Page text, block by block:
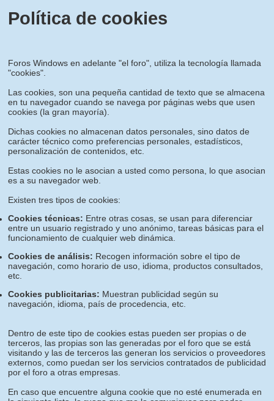
Política de cookies
Foros Windows en adelante "el foro", utiliza la tecnología llamada
"cookies".
Las cookies, son una pequeña cantidad de texto que se almacena
en tu navegador cuando se navega por páginas webs que usen
cookies (la gran mayoría).
Dichas cookies no almacenan datos personales, sino datos de
carácter técnico como preferencias personales, estadísticos,
personalización de contenidos, etc.
Estas cookies no le asocian a usted como persona, lo que asocian
es a su navegador web.
Existen tres tipos de cookies:
Cookies técnicas: Entre otras cosas, se usan para diferenciar
entre un usuario registrado y uno anónimo, tareas básicas para el
funcionamiento de cualquier web dinámica.
Cookies de análisis: Recogen información sobre el tipo de
navegación, como horario de uso, idioma, productos consultados,
etc.
Cookies publicitarias: Muestran publicidad según su
navegación, idioma, país de procedencia, etc.
Dentro de este tipo de cookies estas pueden ser propias o de
terceros, las propias son las generadas por el foro que se está
visitando y las de terceros las generan los servicios o proveedores
externos, como puedan ser los servicios contratados de publicidad
por el foro a otras empresas.
En caso que encuentre alguna cookie que no esté enumerada en